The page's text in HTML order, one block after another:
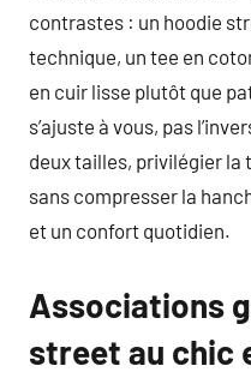
contrastes : un hoodie
technique, un tee en
en cuir lisse plutôt que
s’ajuste à vous, pas
deux tailles, privilégier
sans compresser la
et un confort quotidien.
Associations
street au chic